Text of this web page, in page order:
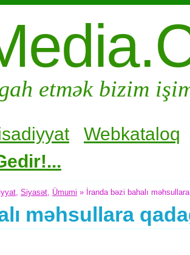
etmək bizim
Webkataloq
, Siyasət, Ümumi » İranda bəzi bahalı
məhsullara